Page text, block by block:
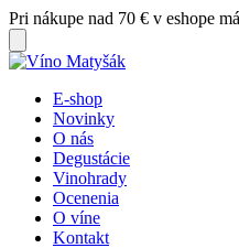
Pri nákupe nad 70 € v eshope
E-shop
Novinky
O nás
Degustácie
Vinohrady
Ocenenia
O víne
Kontakt